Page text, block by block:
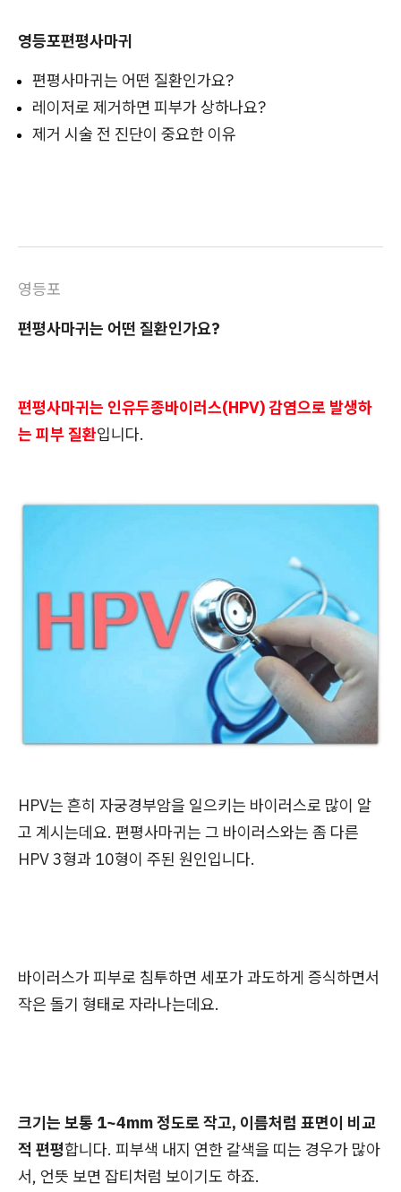
영등포편평사마귀
편평사마귀는 어떤 질환인가요?
레이저로 제거하면 피부가 상하나요?
제거 시술 전 진단이 중요한 이유
영등포
편평사마귀는 어떤 질환인가요?
편평사마귀는 인유두종바이러스(HPV) 감염으로 발생하
는 피부 질환입니다.
HPV는 흔히 자궁경부암을 일으키는 바이러스로 많이 알
고 계시는데요. 편평사마귀는 그 바이러스와는 좀 다른
HPV 3형과 10형이 주된 원인입니다.
바이러스가 피부로 침투하면 세포가 과도하게 증식하면서
작은 돌기 형태로 자라나는데요.
크기는 보통 1~4mm 정도로 작고, 이름처럼 표면이 비교
적 편평합니다. 피부색 내지 연한 갈색을 띠는 경우가 많아
서, 언뜻 보면 잡티처럼 보이기도 하죠.